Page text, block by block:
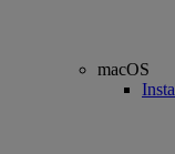
macOS